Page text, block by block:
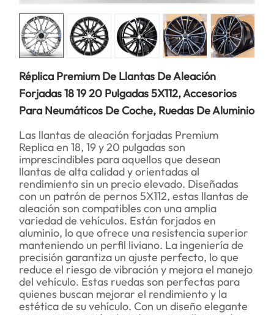
Réplica Premium De Llantas De Aleación
Forjadas 18 19 20 Pulgadas 5X112, Accesorios
Para Neumáticos De Coche, Ruedas De Aluminio
Las llantas de aleación forjadas Premium
Replica en 18, 19 y 20 pulgadas son
imprescindibles para aquellos que desean
llantas de alta calidad y orientadas al
rendimiento sin un precio elevado. Diseñadas
con un patrón de pernos 5X112, estas llantas de
aleación son compatibles con una amplia
variedad de vehículos. Están forjados en
aluminio, lo que ofrece una resistencia superior
manteniendo un perfil liviano. La ingeniería de
precisión garantiza un ajuste perfecto, lo que
reduce el riesgo de vibración y mejora el manejo
del vehículo. Estas ruedas son perfectas para
quienes buscan mejorar el rendimiento y la
estética de su vehículo. Con un diseño elegante